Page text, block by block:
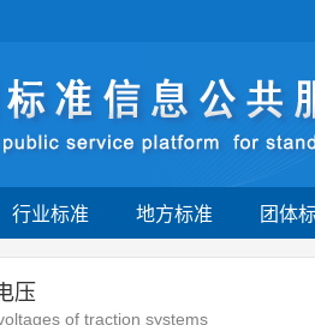
行业标准 地方标准 团体
压
of traction systems